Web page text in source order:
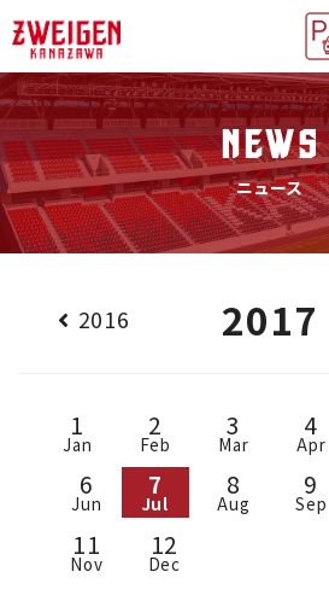
NEWS
ニュース
2016 2017
1
Jan
2
Feb
3
Mar
4
Apr
6
Jun
7
Jul
8
Aug
9
Sep
11
Nov
12
Dec